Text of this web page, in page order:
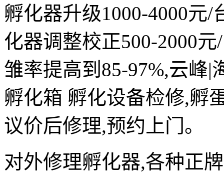
孵化器升级1000-4000元
化器调整校正500-2000
雏率提高到85-97%,云峰|
孵化箱 孵化设备检修,孵
议价后修理,预约上门。
对外修理孵化器,各种正